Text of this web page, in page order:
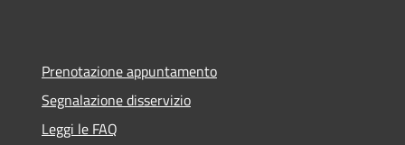
Prenotazione appuntamento
Segnalazione disservizio
Leggi le FAQ